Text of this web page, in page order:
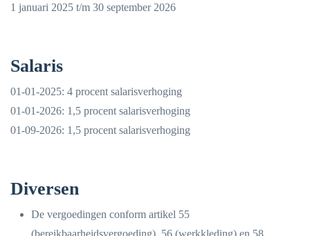
1 januari 2025 t/m 30 september 2026
Salaris
01-01-2025: 4 procent salarisverhoging
01-01-2026: 1,5 procent salarisverhoging
01-09-2026: 1,5 procent salarisverhoging
Diversen
De vergoedingen conform artikel 55
(bereikbaarheidsvergoeding), 56 (werkkleding) en 58